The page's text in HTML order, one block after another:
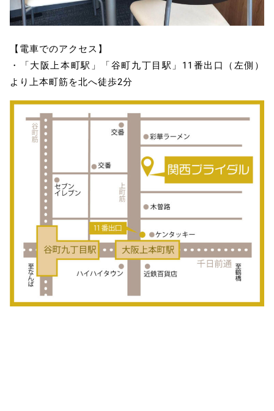
【電車でのアクセス】
・「大阪上本町駅」「谷町九丁目駅」11番出口（左側）
より上本町筋を北へ徒歩2分